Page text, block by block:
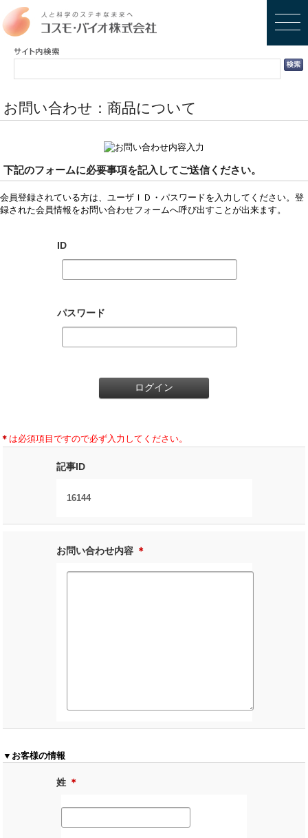
お問い合わせ：商品について
下記のフォームに必要事項を記入してご送信ください。
会員登録されている方は、ユーザＩＤ・パスワードを入力してください。登
録された会員情報をお問い合わせフォームへ呼び出すことが出来ます。
ID
パスワード
＊ は必須項目ですので必ず入力してください。
記事ID
16144
お問い合わせ内容 ＊
▼お客様の情報
姓 ＊